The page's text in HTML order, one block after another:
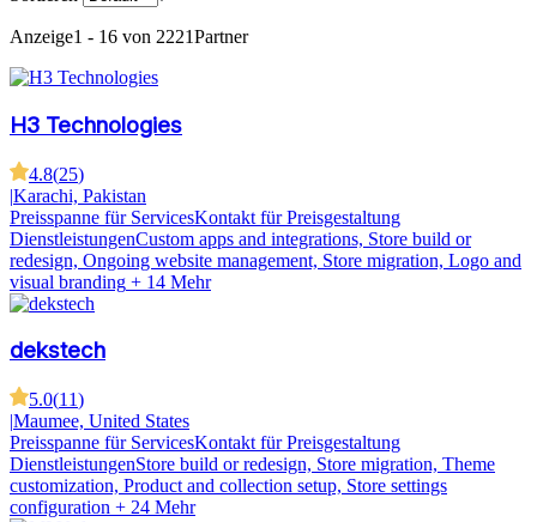
Anzeige1 - 16 von 2221Partner
H3 Technologies
4.8(25)
|Karachi, Pakistan
Preisspanne für ServicesKontakt für Preisgestaltung
DienstleistungenCustom apps and integrations, Store build or
redesign, Ongoing website management, Store migration, Logo and
visual branding + 14 Mehr
dekstech
5.0(11)
|Maumee, United States
Preisspanne für ServicesKontakt für Preisgestaltung
DienstleistungenStore build or redesign, Store migration, Theme
customization, Product and collection setup, Store settings
configuration + 24 Mehr